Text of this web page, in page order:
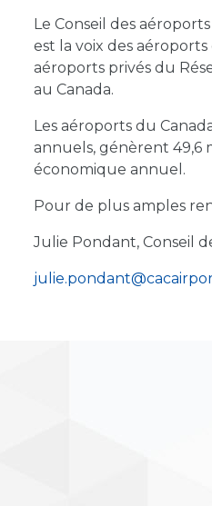
Le Conseil des
est la voix des
aéroports privés du
au Canada.
Les aéroports du
annuels, génèrent 49,6
économique annuel.
Pour de plus amples
Julie Pondant, Conseil